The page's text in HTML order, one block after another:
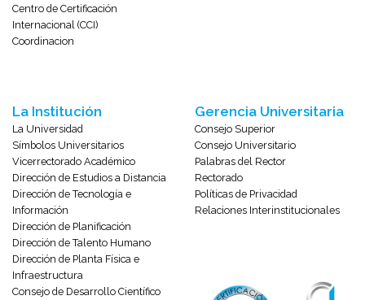
Centro de Certificación
Internacional (CCI)
Coordinacion
La Institución
La Universidad
Símbolos Universitarios
Vicerrectorado Académico
Dirección de Estudios a Distancia
Dirección de Tecnología e
Información
Dirección de Planificación
Dirección de Talento Humano
Dirección de Planta Física e
Infraestructura
Consejo de Desarrollo Científico
Gerencia Universitaria
Consejo Superior
Consejo Universitario
Palabras del Rector
Rectorado
Políticas de Privacidad
Relaciones Interinstitucionales